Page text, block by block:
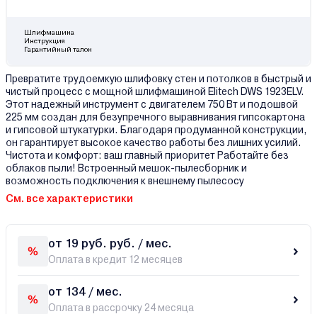
Шлифмашина
Инструкция
Гарантийный талон
Превратите трудоемкую шлифовку стен и потолков в быстрый и
чистый процесс с мощной шлифмашиной Elitech DWS 1923ELV.
Этот надежный инструмент с двигателем 750 Вт и подошвой
225 мм создан для безупречного выравнивания гипсокартона
и гипсовой штукатурки. Благодаря продуманной конструкции,
он гарантирует высокое качество работы без лишних усилий.
Чистота и комфорт: ваш главный приоритет Работайте без
облаков пыли! Встроенный мешок-пылесборник и
возможность подключения к внешнему пылесосу
См. все характеристики
от 19 руб. руб. / мес.
Оплата в кредит 12 месяцев
от 134 / мес.
Оплата в рассрочку 24 месяца